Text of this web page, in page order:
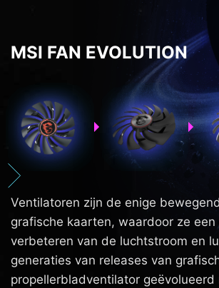
MSI FAN EVOLUTION
Ventilatoren zijn de enige
grafische kaarten, waardoor ze
verbeteren van de luchtstroom en
generaties van releases van
propellerbladventilator